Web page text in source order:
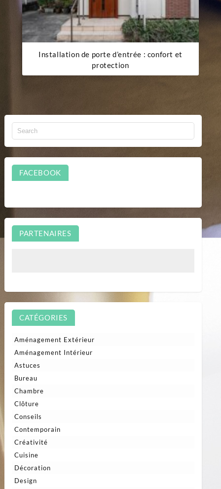
Installation de porte d’entrée : confort et
protection
FACEBOOK
PARTENAIRES
CATÉGORIES
Aménagement Extérieur
Aménagement Intérieur
Astuces
Bureau
Chambre
Clôture
Conseils
Contemporain
Créativité
Cuisine
Décoration
Design